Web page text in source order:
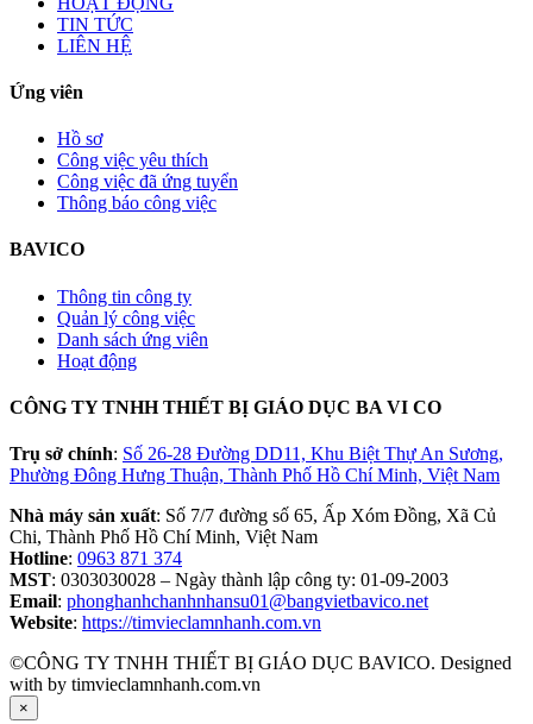
TIN TỨC
LIÊN HỆ
Ứng viên
Hồ sơ
Công việc yêu thích
Công việc đã ứng tuyển
Thông báo công việc
BAVICO
Thông tin công ty
Quản lý công việc
Danh sách ứng viên
Hoạt động
CÔNG TY TNHH THIẾT BỊ GIÁO DỤC BA VI CO
Trụ sở chính: Số 26-28 Đường DD11, Khu Biệt Thự An Sương,
Phường Đông Hưng Thuận, Thành Phố Hồ Chí Minh, Việt Nam
Nhà máy sản xuất: Số 7/7 đường số 65, Ấp Xóm Đồng, Xã Củ
Chi, Thành Phố Hồ Chí Minh, Việt Nam
Hotline: 0963 871 374
MST: 0303030028 – Ngày thành lập công ty: 01-09-2003
Email: phonghanhchanhnhansu01@bangvietbavico.net
Website: https://timvieclamnhanh.com.vn
©CÔNG TY TNHH THIẾT BỊ GIÁO DỤC BAVICO. Designed
with by timvieclamnhanh.com.vn
×